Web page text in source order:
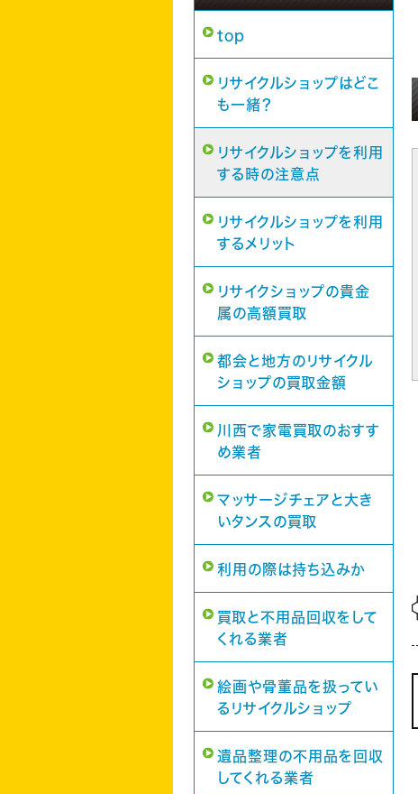
top
リサイクルショップはどこ
も一緒？
リサイクルショップを利用
する時の注意点
リサイクルショップを利用
するメリット
リサイクショップの貴金
属の高額買取
都会と地方のリサイクル
ショップの買取金額
川西で家電買取のおすす
め業者
マッサージチェアと大き
いタンスの買取
利用の際は持ち込みか
買取と不用品回収をして
くれる業者
絵画や骨董品を扱ってい
るリサイクルショップ
遺品整理の不用品を回収
してくれる業者